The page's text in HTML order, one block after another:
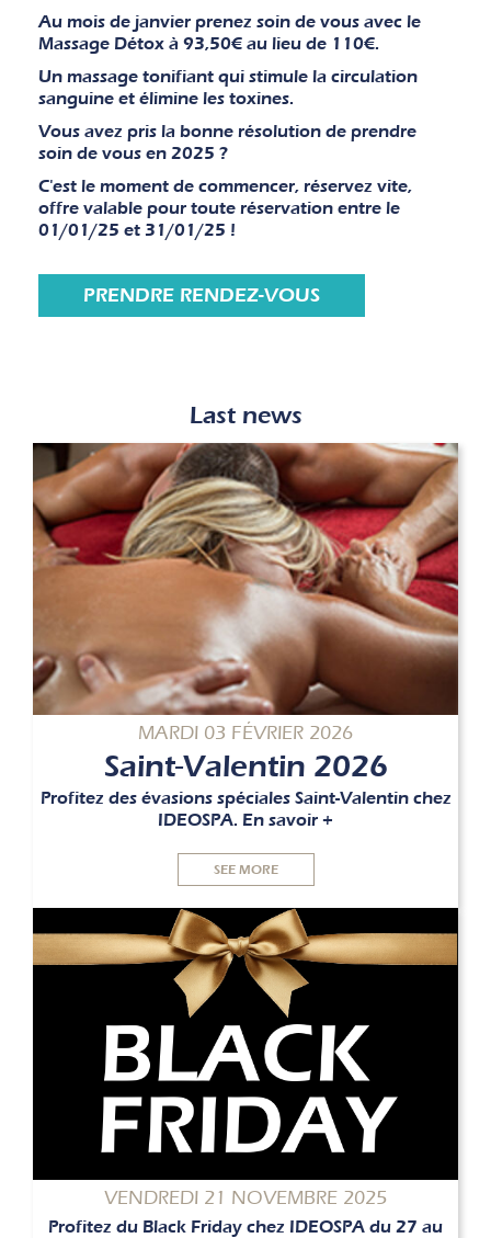
Au mois de janvier prenez soin de vous avec le
Massage Détox à 93,50€ au lieu de 110€.
Un massage tonifiant qui stimule la circulation
sanguine et élimine les toxines.
Vous avez pris la bonne résolution de prendre
soin de vous en 2025 ?
C'est le moment de commencer, réservez vite,
offre valable pour toute réservation entre le
01/01/25 et 31/01/25 !
PRENDRE RENDEZ-VOUS
Last news
MARDI 03 FÉVRIER 2026
Saint-Valentin 2026
Profitez des évasions spéciales Saint-Valentin chez
IDEOSPA. En savoir +
SEE MORE
VENDREDI 21 NOVEMBRE 2025
Profitez du Black Friday chez IDEOSPA du 27 au